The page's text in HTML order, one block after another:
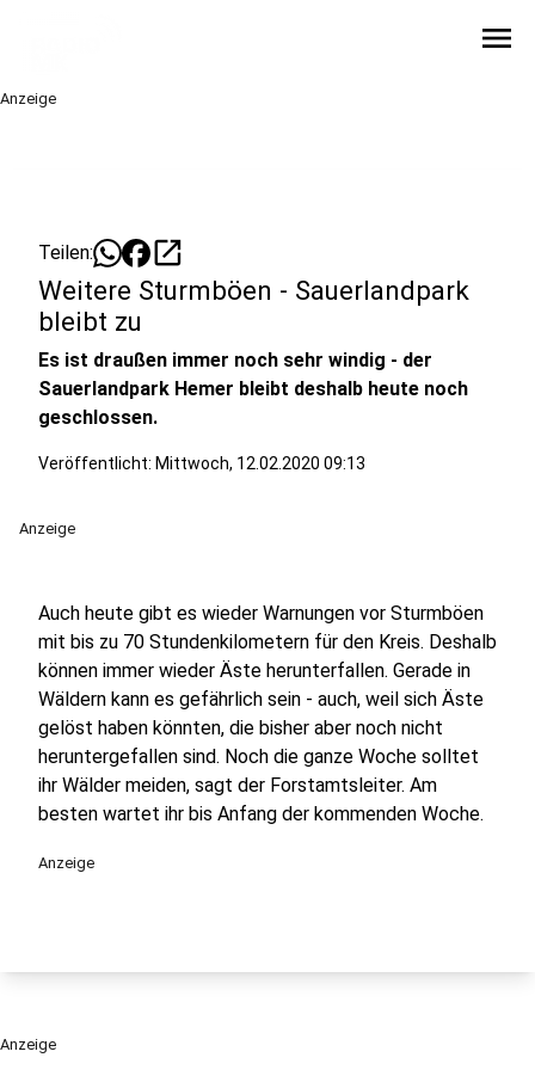
menu
Anzeige
Teilen: open_in_new
Weitere Sturmböen - Sauerlandpark
bleibt zu
Es ist draußen immer noch sehr windig - der
Sauerlandpark Hemer bleibt deshalb heute noch
geschlossen.
Veröffentlicht: Mittwoch, 12.02.2020 09:13
Anzeige
Auch heute gibt es wieder Warnungen vor Sturmböen
mit bis zu 70 Stundenkilometern für den Kreis. Deshalb
können immer wieder Äste herunterfallen. Gerade in
Wäldern kann es gefährlich sein - auch, weil sich Äste
gelöst haben könnten, die bisher aber noch nicht
heruntergefallen sind. Noch die ganze Woche solltet
ihr Wälder meiden, sagt der Forstamtsleiter. Am
besten wartet ihr bis Anfang der kommenden Woche.
Anzeige
Anzeige